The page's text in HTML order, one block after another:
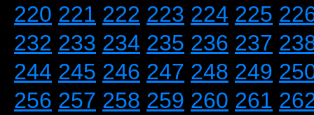
220 221 222 223 224 225
232 233 234 235 236 237
244 245 246 247 248 249
256 257 258 259 260 261